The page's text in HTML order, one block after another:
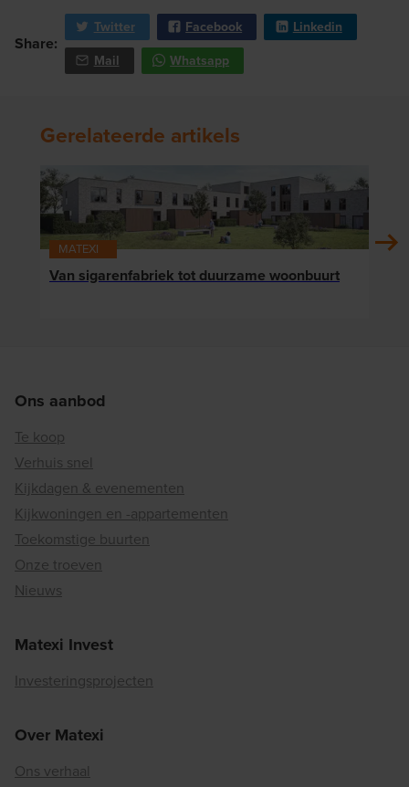
Share:
Twitter Facebook
Linkedin
Mail
Whatsapp
Gerelateerde artikels
MATEXI
Van sigarenfabriek tot duurzame woonbuurt
Ons aanbod
Te koop
Verhuis snel
Kijkdagen & evenementen
Kijkwoningen en -appartementen
Toekomstige buurten
Onze troeven
Nieuws
Matexi Invest
Investeringsprojecten
Over Matexi
Ons verhaal